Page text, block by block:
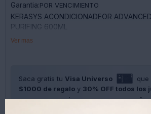
Garantia:POR VENCIMIENTO
KERASYS ACONDICIONADFOR
PURIFING 600ML
Ver mas
Saca gratis tu Visa Universo
que
$1000 de regalo y 30% OFF todos los
SOLO CON LA CÉDULA , GRATIS POR 1 AÑO